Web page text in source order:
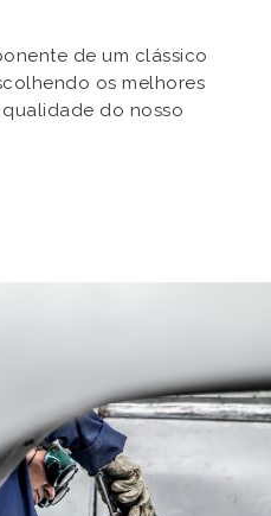
de um clássico
os melhores
do nosso